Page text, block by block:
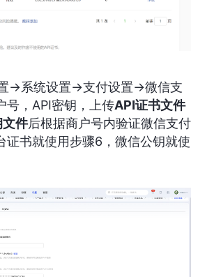
->系统设置->支付设置->微信支
号，API密钥，上传API证书文件
件后根据商户号内验证微信支付
证书就使用步骤6，微信公钥就使